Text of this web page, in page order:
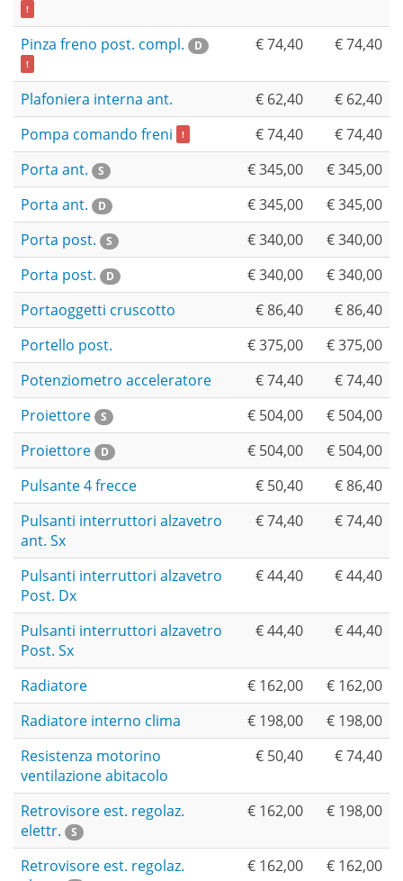
!
Pinza freno post. compl. D
!
€ 74,40 € 74,40
Plafoniera interna ant. € 62,40
€ 62,40
Pompa comando freni
! € 74,40
€ 74,40
Porta ant.
S € 345,00
€ 345,00
Porta ant.
D € 345,00
€ 345,00
Porta post.
S € 340,00
€ 340,00
Porta post.
D € 340,00
€ 340,00
Portaoggetti cruscotto
€ 86,40
€ 86,40
Portello post.
€ 375,00
€ 375,00
Potenziometro acceleratore
€ 74,40
€ 74,40
Proiettore
S € 504,00
€ 504,00
Proiettore
D € 504,00
€ 504,00
Pulsante 4 frecce
€ 50,40
€ 86,40
Pulsanti interruttori alzavetro
ant. Sx
€ 74,40 € 74,40
Pulsanti interruttori alzavetro
Post. Dx
€ 44,40 € 44,40
Pulsanti interruttori alzavetro
Post. Sx
€ 44,40 € 44,40
Radiatore € 162,00
€ 162,00
Radiatore interno clima
€ 198,00
€ 198,00
Resistenza motorino
ventilazione abitacolo
€ 50,40 € 74,40
Retrovisore est. regolaz.
elettr.
S
€ 162,00 € 198,00
Retrovisore est. regolaz.
€ 162,00 € 162,00